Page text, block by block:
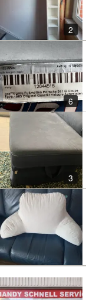
2
6
3